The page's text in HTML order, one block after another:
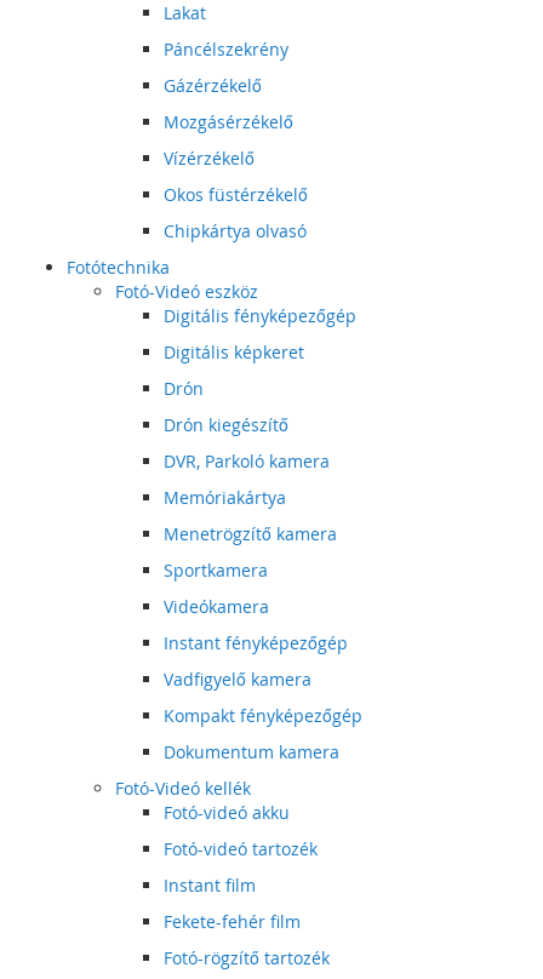
Lakat
Páncélszekrény
Gázérzékelő
Mozgásérzékelő
Vízérzékelő
Okos füstérzékelő
Chipkártya olvasó
Fotótechnika
Fotó-Videó eszköz
Digitális fényképezőgép
Digitális képkeret
Drón
Drón kiegészítő
DVR, Parkoló kamera
Memóriakártya
Menetrögzítő kamera
Sportkamera
Videókamera
Instant fényképezőgép
Vadfigyelő kamera
Kompakt fényképezőgép
Dokumentum kamera
Fotó-Videó kellék
Fotó-videó akku
Fotó-videó tartozék
Instant film
Fekete-fehér film
Fotó-rögzítő tartozék